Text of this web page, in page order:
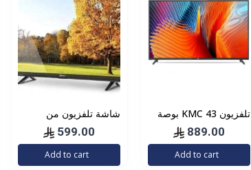
تلفزيون KMC 43 بوصة
ذكي 4K عالي الوضوح
موديل KMC43US21
889.00
Add to cart
شاشة تلفزيون من
دانسات فل اتش دي
بتقنية ليد، 39 انش، اتش
دي ام اي
599.00
Add to cart